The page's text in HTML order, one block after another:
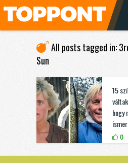
All posts tagged in:
Sun
15
hogy
0